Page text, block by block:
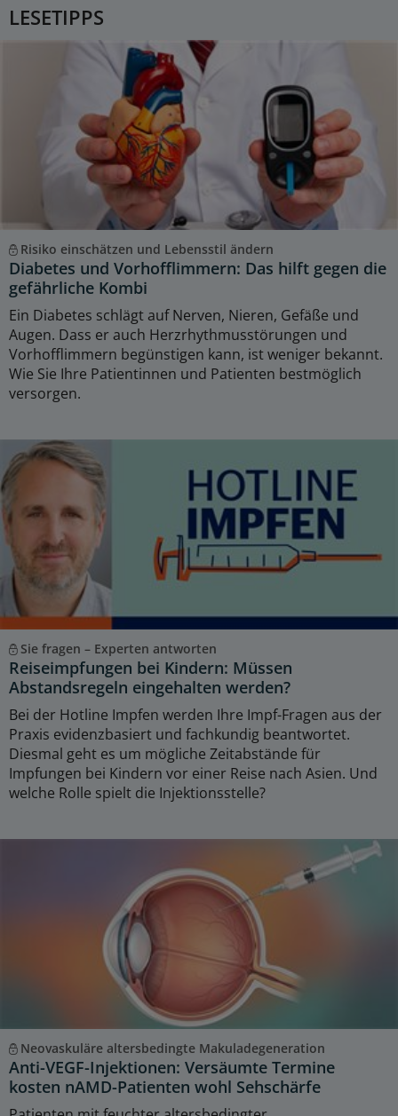
LESETIPPS
Risiko einschätzen und Lebensstil ändern
Diabetes und Vorhofflimmern: Das hilft gegen die
gefährliche Kombi
Ein Diabetes schlägt auf Nerven, Nieren, Gefäße und
Augen. Dass er auch Herzrhythmusstörungen und
Vorhofflimmern begünstigen kann, ist weniger bekannt.
Wie Sie Ihre Patientinnen und Patienten bestmöglich
versorgen.
Sie fragen – Experten antworten
Reiseimpfungen bei Kindern: Müssen
Abstandsregeln eingehalten werden?
Bei der Hotline Impfen werden Ihre Impf-Fragen aus der
Praxis evidenzbasiert und fachkundig beantwortet.
Diesmal geht es um mögliche Zeitabstände für
Impfungen bei Kindern vor einer Reise nach Asien. Und
welche Rolle spielt die Injektionsstelle?
Neovaskuläre altersbedingte Makuladegeneration
Anti-VEGF-Injektionen: Versäumte Termine
kosten nAMD-Patienten wohl Sehschärfe